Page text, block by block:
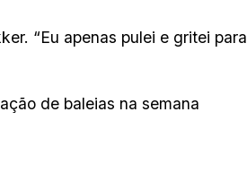
“Eu apenas pulei e gritei para
de baleias na semana